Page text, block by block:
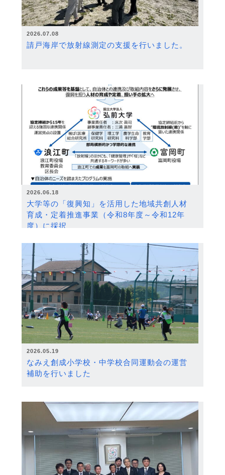
2026.07.08
請戸海岸で放射線測定の支援を行いました。
2026.06.18
大学等の「復興知」を活用した地域共創人材
育成・定着推進事業（令和8年度～令和12年
度）に採択
2026.05.19
なみえ創成小学校・中学校合同運動会の運営
補助を行いました